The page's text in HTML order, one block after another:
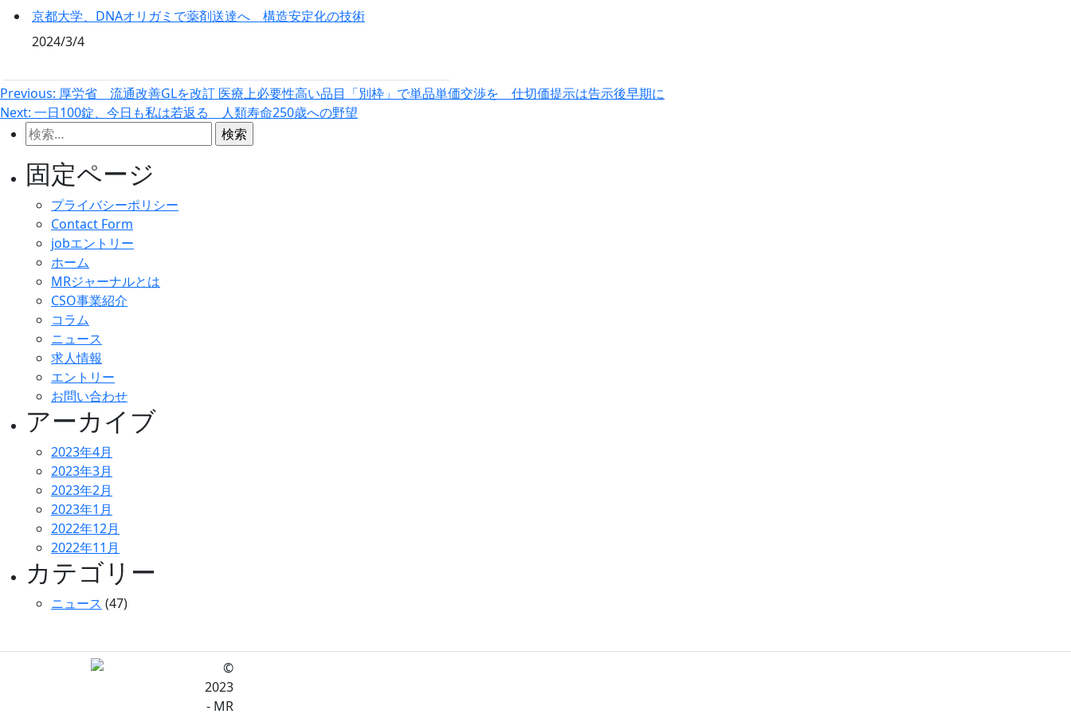
京都大学、DNAオリガミで薬剤送達へ 構造安定化の技術
2024/3/4
投
稿
ビ
Previous: 厚労省 流通改善GLを改訂 医療上必要性高い品目「別枠」で単品単価交渉を 仕切価提示は告示後早期に
Next: 一日100錠、今日も私は若返る 人類寿命250歳への野望
検
索:
固定ページ
プライバシーポリシー
Contact Form
jobエントリー
ホーム
MRジャーナルとは
CSO事業紹介
コラム
ニュース
求人情報
エントリー
お問い合わせ
アーカイブ
2023年4月
2023年3月
2023年2月
2023年1月
2022年12月
2022年11月
カテゴリー
ニュース (47)
©
2023
- MR